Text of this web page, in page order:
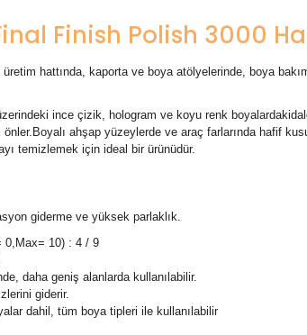
Finish Polish 3000
hattında, kaporta ve boya atölyelerinde, boya
ince çizik, hologram ve koyu renk
ahşap yüzeylerde ve araç farlarında hafif
temizlemek için ideal bir ürünüdür.
giderme ve yüksek parlaklık.
0,Max= 10) : 4 / 9
sayesinde, daha geniş
giderir.
dahil, tüm boya tipleri ile kullanılabilir